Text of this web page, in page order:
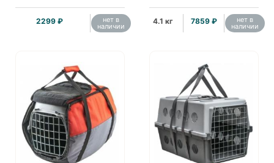
2299 ₽ нет в
наличии
4.1 кг 7859 ₽ нет в
наличии